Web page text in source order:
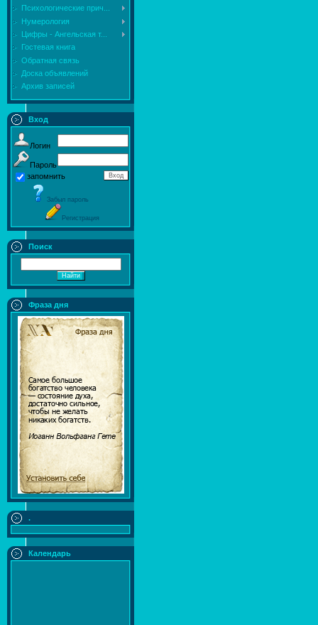
Психологические прич...
Нумерология
Цифры - Ангельская т...
Гостевая книга
Обратная связь
Доска объявлений
Архив записей
Вход
Логин
Пароль
запомнить
Забыл пароль
Регистрация
Поиск
Фраза дня
.
Календарь